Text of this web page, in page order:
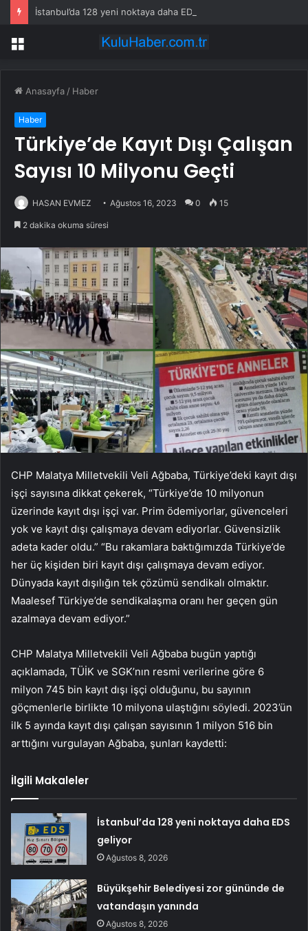
İstanbul’da 128 yeni noktaya daha EDS geliyor
Menü
Anasayfa / Haber
Haber
Türkiye’de Kayıt Dışı Çalışan
Sayısı 10 Milyonu Geçti
HASAN EVMEZ Ağustos 16, 2023 0 15
2 dakika okuma süresi
CHP Malatya Milletvekili Veli Ağbaba, Türkiye’deki kayıt dışı
işçi sayısına dikkat çekerek, “Türkiye’de 10 milyonun
üzerinde kayıt dışı işçi var. Prim ödemiyorlar, güvenceleri
yok ve kayıt dışı çalışmaya devam ediyorlar. Güvensizlik
adeta kader oldu.” “Bu rakamlara baktığımızda Türkiye’de
her üç kişiden biri kayıt dışı çalışmaya devam ediyor.
Dünyada kayıt dışılığın tek çözümü sendikalı olmaktır.
Maalesef Türkiye’de sendikalaşma oranı her geçen gün
azalmaya devam ediyor.”
CHP Malatya Milletvekili Veli Ağbaba bugün yaptığı
açıklamada, TÜİK ve SGK’nın resmi verilerine göre 6
milyon 745 bin kayıt dışı işçi olduğunu, bu sayının
göçmenlerle birlikte 10 milyona ulaştığını söyledi. 2023’ün
ilk 5 ayında kayıt dışı çalışan sayısının 1 milyon 516 bin
arttığını vurgulayan Ağbaba, şunları kaydetti:
İlgili Makaleler
İstanbul’da 128 yeni noktaya daha EDS
geliyor
Ağustos 8, 2026
Büyükşehir Belediyesi zor gününde de
vatandaşın yanında
Ağustos 8, 2026